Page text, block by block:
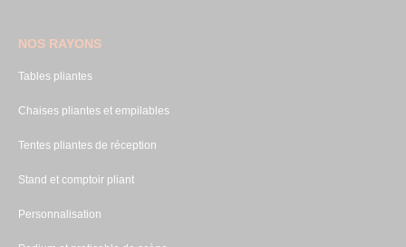
NOS RAYONS
Tables pliantes
Chaises pliantes et empilables
Tentes pliantes de réception
Stand et comptoir pliant
Personnalisation